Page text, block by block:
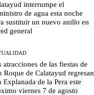
interrumpe el
de agua esta noche
sustituir un nuevo anillo en
general
atracciones de las fiestas de
Roque de Calatayud regresan
Explanada de la Pera este
viernes 7 de agosto